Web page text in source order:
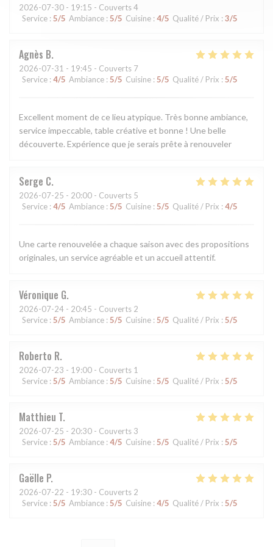
2026-07-30 - 19:15 - Couverts 4
Service : 5/5 Ambiance : 5/5 Cuisine : 4/5 Qualité / Prix : 3/5
Agnès B
2026-07-31 - 19:45 - Couverts 7
Service : 4/5 Ambiance : 5/5 Cuisine : 5/5 Qualité / Prix : 5/5
Excellent moment de ce lieu atypique. Très bonne ambiance,
service impeccable, table créative et bonne ! Une belle
découverte. Expérience que je serais prête à renouveler
Serge C
2026-07-25 - 20:00 - Couverts 5
Service : 4/5 Ambiance : 5/5 Cuisine : 5/5 Qualité / Prix : 4/5
Une carte renouvelée a chaque saison avec des propositions
originales, un service agréable et un accueil attentif.
Véronique G
2026-07-24 - 20:45 - Couverts 2
Service : 5/5 Ambiance : 5/5 Cuisine : 5/5 Qualité / Prix : 5/5
Roberto R
2026-07-23 - 19:00 - Couverts 1
Service : 5/5 Ambiance : 5/5 Cuisine : 5/5 Qualité / Prix : 5/5
Matthieu T
2026-07-25 - 20:30 - Couverts 3
Service : 5/5 Ambiance : 4/5 Cuisine : 5/5 Qualité / Prix : 5/5
Gaëlle P
2026-07-22 - 19:30 - Couverts 2
Service : 5/5 Ambiance : 5/5 Cuisine : 4/5 Qualité / Prix : 5/5